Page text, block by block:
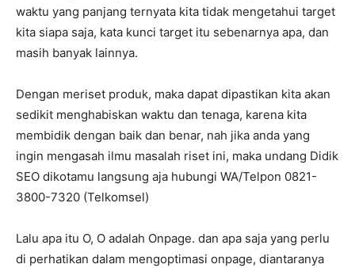
waktu yang panjang ternyata kita tidak mengetahui target
kita siapa saja, kata kunci target itu sebenarnya apa, dan
masih banyak lainnya.
Dengan meriset produk, maka dapat dipastikan kita akan
sedikit menghabiskan waktu dan tenaga, karena kita
membidik dengan baik dan benar, nah jika anda yang
ingin mengasah ilmu masalah riset ini, maka undang Didik
SEO dikotamu langsung aja hubungi WA/Telpon 0821-
3800-7320 (Telkomsel)
Lalu apa itu O, O adalah Onpage. dan apa saja yang perlu
di perhatikan dalam mengoptimasi onpage, diantaranya